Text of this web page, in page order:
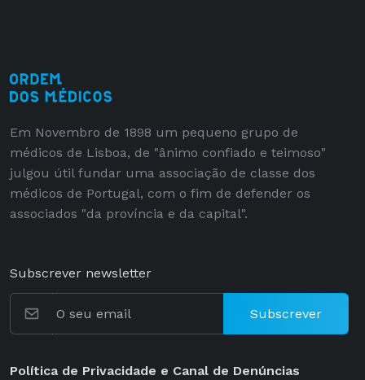
Em Novembro de 1898 um pequeno grupo de
médicos de Lisboa, de "ânimo confiado e teimoso"
julgou útil fundar uma associação de classe dos
médicos de Portugal, com o fim de defender os
associados "da província e da capital".
Subscrever newsletter
Subscrever
Política de Privacidade e Canal de Denúncias